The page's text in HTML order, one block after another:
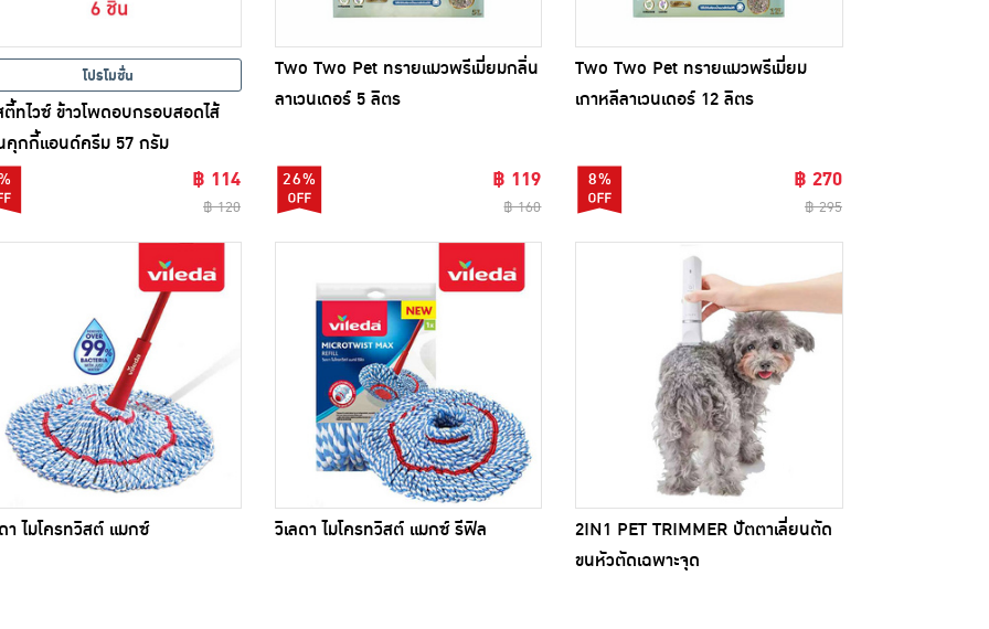
โปรโมชั่น
ทไวซ์ ข้าวโพดอบกรอบสอดไส้
คุกกี้แอนด์ครีม 57 กรัม
฿ 114
฿ 120
Two Two Pet ทรายแมวพรีเมี่ยมกลิ่น
ลาเวนเดอร์ 5 ลิตร
26% ฿ 119
฿ 160
Two Two Pet ทรายแมวพรีเมี่ยม
เกาหลีลาเวนเดอร์ 12 ลิตร
8% ฿ 270
฿ 295
า ไมโครทวิสต์ แมกซ์ วิเลดา ไมโครทวิสต์ แมกซ์ รีฟิล
2IN1 PET TRIMMER ปัตตาเลี่ยนตัด
ขนหัวตัดเฉพาะจุด